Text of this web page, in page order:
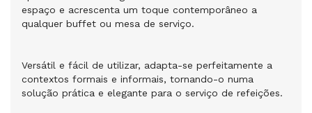
espaço e acrescenta um toque contemporâneo a
qualquer buffet ou mesa de serviço.
Versátil e fácil de utilizar, adapta-se perfeitamente a
contextos formais e informais, tornando-o numa
solução prática e elegante para o serviço de refeições.